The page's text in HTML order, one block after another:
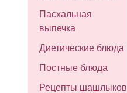
Пасхальная
выпечка
Диетические блюда
Постные блюда
Рецепты шашлыков